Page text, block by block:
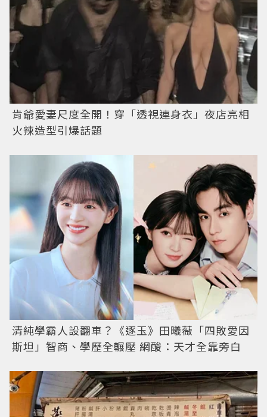
肯爺愛妻尺度全開！穿「透視連身衣」夜店亮相
火辣造型引爆話題
清純學霸人設翻車？《逐玉》田曦薇「四敗愛因
斯坦」智商、學歷全輾壓 網酸：天才全靠旁白